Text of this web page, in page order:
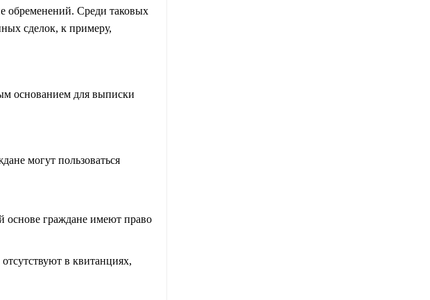
обременений. Среди таковых
сделок, к примеру,
основанием для выписки
могут пользоваться
основе граждане имеют право
в квитанциях,